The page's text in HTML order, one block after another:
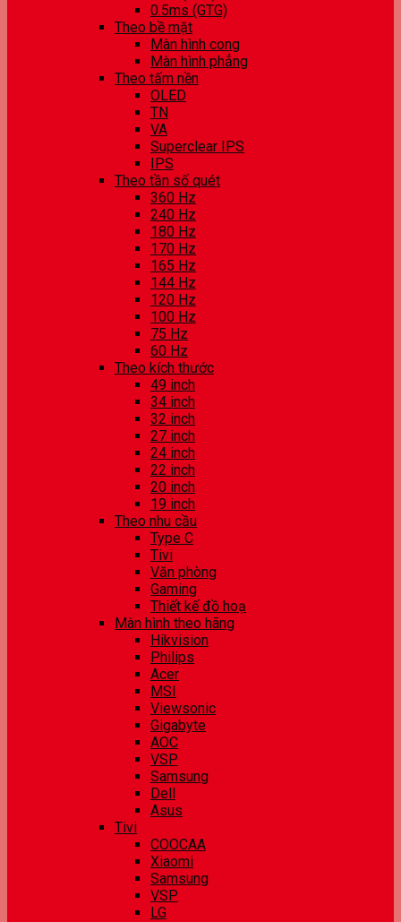
0.5ms (GTG)
Theo bề mặt
Màn hình cong
Màn hình phẳng
Theo tấm nền
OLED
TN
VA
Superclear IPS
IPS
Theo tần số quét
360 Hz
240 Hz
180 Hz
170 Hz
165 Hz
144 Hz
120 Hz
100 Hz
75 Hz
60 Hz
Theo kích thước
49 inch
34 inch
32 inch
27 inch
24 inch
22 inch
20 inch
19 inch
Theo nhu cầu
Type C
Tivi
Văn phòng
Gaming
Thiết kế đồ hoạ
Màn hình theo hãng
Hikvision
Philips
Acer
MSI
Viewsonic
Gigabyte
AOC
VSP
Samsung
Dell
Asus
Tivi
COOCAA
Xiaomi
Samsung
VSP
LG